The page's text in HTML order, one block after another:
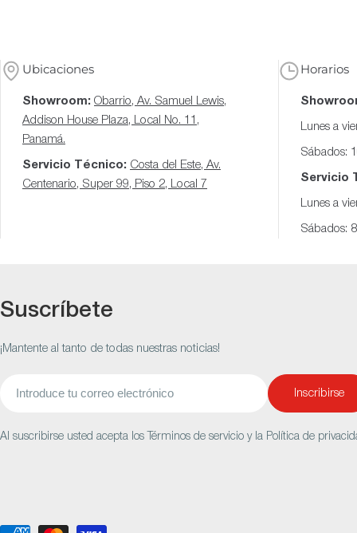
Ubicaciones
Showroom: Obarrio, Av. Samuel Lewis,
Addison House Plaza, Local No. 11,
Panamá.
Servicio Técnico: Costa del Este, Av.
Centenario, Super 99, Piso 2, Local 7
Horarios
Lunes a
Sábados:
Servicio
Lunes a
Sábados:
Suscríbete
¡Mantente al tanto de todas nuestras noticias!
Inscribirse
Al suscribirse usted acepta los Términos de servicio y la Política de